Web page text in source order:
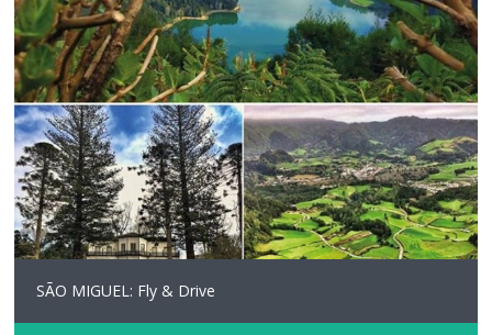
SÃO MIGUEL: Fly & Drive